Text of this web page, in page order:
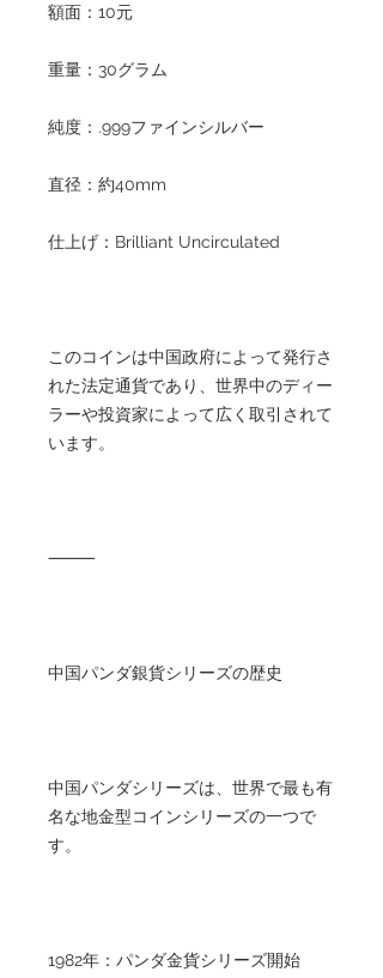
額面：10元
重量：30グラム
純度：.999ファインシルバー
直径：約40mm
仕上げ：Brilliant Uncirculated
このコインは中国政府によって発行さ
れた法定通貨であり、世界中のディー
ラーや投資家によって広く取引されて
います。
⸻
中国パンダ銀貨シリーズの歴史
中国パンダシリーズは、世界で最も有
名な地金型コインシリーズの一つで
す。
1982年：パンダ金貨シリーズ開始